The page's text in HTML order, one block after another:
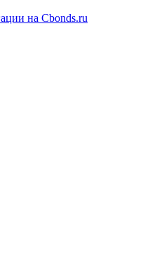
на Cbonds.ru